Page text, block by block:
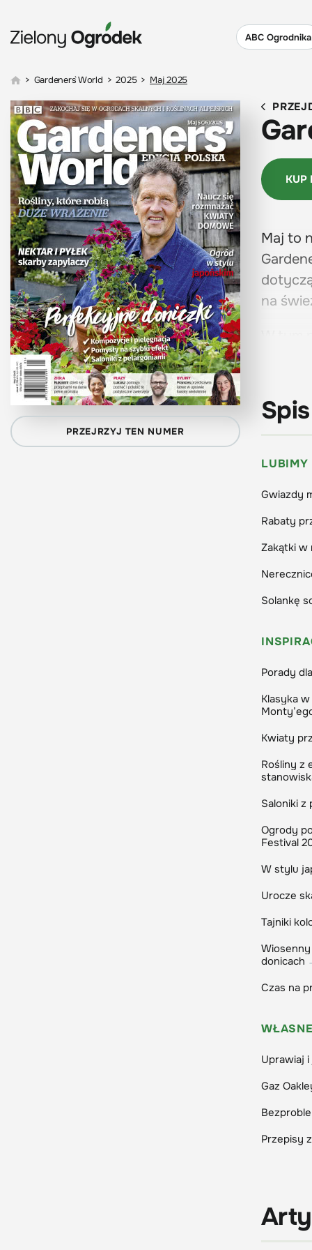
ABC Ogrodnika
> Gardeners` World > 2025 > Maj 2025
PRZEJRZYJ TEN NUMER
KUP
Maj to
na
można
domu
LUBIMY
Gwiazdy
Rabaty
Zakątki w
Solankę
Porady
Klasyka
Kwiaty
Rośliny z
Saloniki z
Ogrody
Festival
W stylu
Urocze
Tajniki
donicach
Czas na
Uprawiaj i
Gaz
Przepisy